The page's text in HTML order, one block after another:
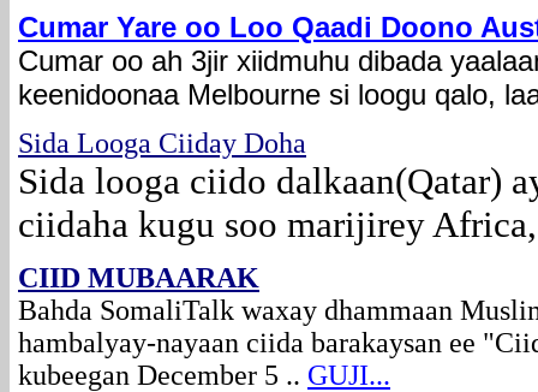
Cumar Yare oo Loo Qaadi Doono
Cumar oo ah 3jir xiidmuhu dibada
keenidoonaa Melbourne si loogu qalo,
Sida Looga Ciiday Doha
Sida looga ciido dalkaan(Qatar)
ciidaha kugu soo marijirey
CIID MUBAARAK
Bahda SomaliTalk waxay dhammaan
hambalyay-nayaan ciida barakaysan ee
kubeegan December 5 .. GUJI...